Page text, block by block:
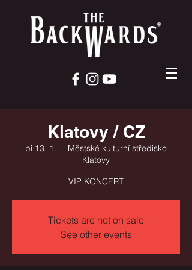
Klatovy / CZ
pi 13. 1.
  |
Městské kulturní středisko
Klatovy
VIP KONCERT
Tickets are not on sale
See other events